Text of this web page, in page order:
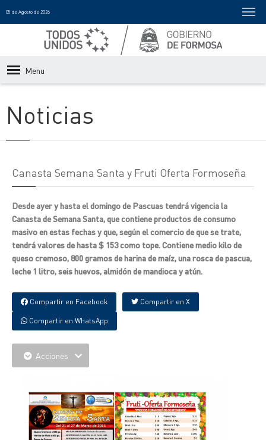
05 de Agosto de 2026
Menu
Noticias
Canasta Semana Santa y Fruti Oferta Formoseña
Desde ayer y hasta el domingo de Pascuas tendrá vigencia la
Canasta de Semana Santa, que contiene productos de consumo
masivo en estas fechas y que, según el comercio de que se trate,
tendrá valores de hasta $ 153 como tope. Contiene medio kilo de
queso cremoso, 800 gramos de harina de maíz, una rosca de pascua,
leche 1 litro, seis huevos, almidón de mandioca y atún.
Compartir en Facebook Compartir en X
Compartir en WhatsApp
Acciones